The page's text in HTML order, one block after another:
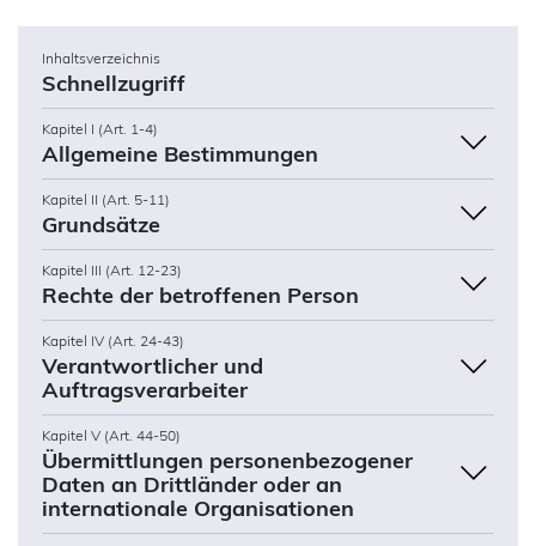
Inhaltsverzeichnis
Schnellzugriff
Kapitel I (Art. 1-4)
Allgemeine Bestimmungen
Kapitel II (Art. 5-11)
Grundsätze
Kapitel III (Art. 12-23)
Rechte der betroffenen Person
Kapitel IV (Art. 24-43)
Verantwortlicher und
Auftragsverarbeiter
Kapitel V (Art. 44-50)
Übermittlungen personenbezogener
Daten an Drittländer oder an
internationale Organisationen